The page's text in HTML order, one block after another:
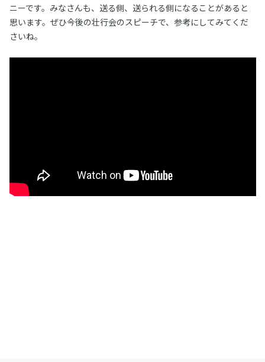
ニーです。みなさんも、送る側、送られる側になることがあると
思います。ぜひ今後の壮行会のスピーチで、参考にしてみてくだ
さいね。